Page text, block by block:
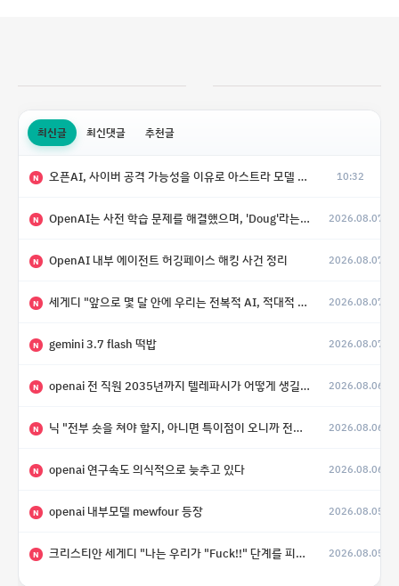
최신글 최신댓글 추천글
N 오픈AI, 사이버 공격 가능성을 이유로 아스트라 모델 출시 연기 10:32
N OpenAI는 사전 학습 문제를 해결했으며, 'Doug'라는 코드명을 가진 훨씬 더 큰 모델을 활발히 개발 중 2026.08.07
N OpenAI 내부 에이전트 허깅페이스 해킹 사건 정리 2026.08.07
N 세게디 "앞으로 몇 달 안에 우리는 전복적 AI, 적대적 AI 둘 다 보게 될 것" 2026.08.07
N gemini 3.7 flash 떡밥 2026.08.07
N openai 전 직원 2035년까지 텔레파시가 어떻게 생길 수 있는지 2026.08.06
N 닉 "전부 숏을 쳐야 할지, 아니면 특이점이 오니까 전부 롱을 쳐야 할지 모르겠다.” 2026.08.06
N openai 연구속도 의식적으로 늦추고 있다 2026.08.06
N openai 내부모델 mewfour 등장 2026.08.05
N 크리스티안 세게디 "나는 우리가 "Fuck!!" 단계를 피할 수 있기를 바랄 뿐" 2026.08.05